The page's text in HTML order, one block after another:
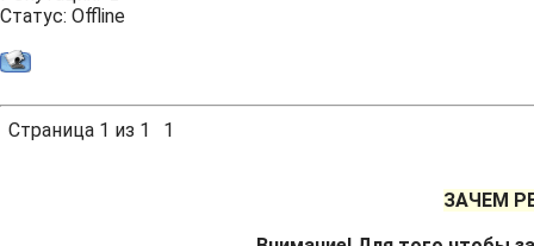
Статус: Offline
Страница 1 из 1 1
ЗАЧЕМ